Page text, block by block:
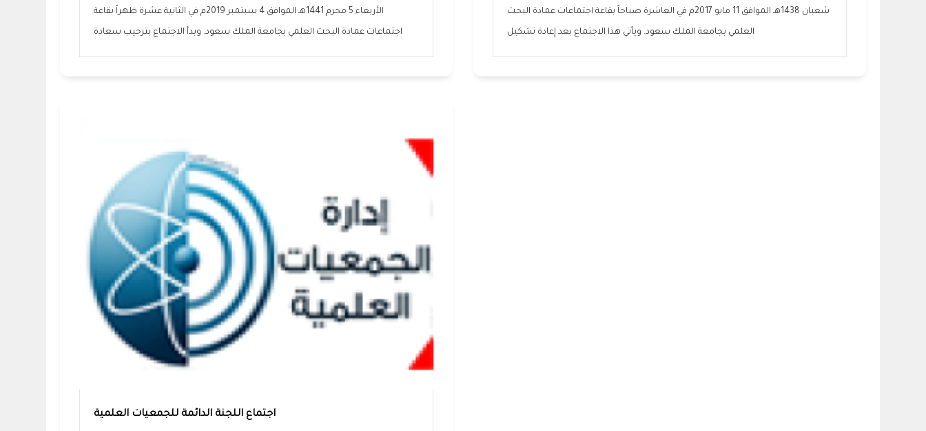
الأربعاء 5 محرم 1441هـ الموافق 4 سبتمبر 2019م في الثانية عشرة ظهراً بقاعة
اجتماعات عمادة البحث العلمي بجامعة الملك سعود. وبدأ الاجتماع بترحيب سعادة
شعبان 1438هـ الموافق 11 مايو 2017م في العاشرة صباحاً بقاعة اجتماعات عمادة البحث
العلمي بجامعة الملك سعود. ويأتي هذا الاجتماع بعد إعادة تشكيل
اجتماع اللجنة الدائمة للجمعيات العلمية